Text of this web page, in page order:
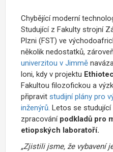
Chybějící moderní
Studující z Fakulty strojní
Plzni (FST) ve
několik nedostatků,
univerzitou v Jimmě
loni, kdy v projektu
Fakultou filozofickou a
připravit studijní plány pro
inženýrů. Letos se studující
zpracování podkladů pro
etiopských laboratoří.
„Zjistili jsme, že vybavení